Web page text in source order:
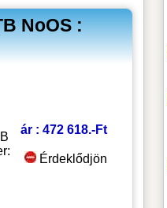
NoOS :
ár : 472 618.-Ft
Érdeklődjön